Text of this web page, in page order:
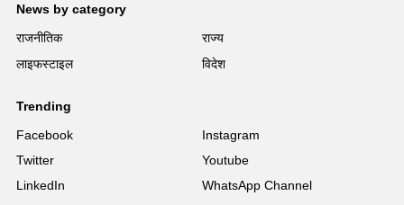
News by category
राजनीतिक
राज्य
लाइफस्टाइल
विदेश
Trending
Facebook
Instagram
Twitter
Youtube
LinkedIn
WhatsApp Channel